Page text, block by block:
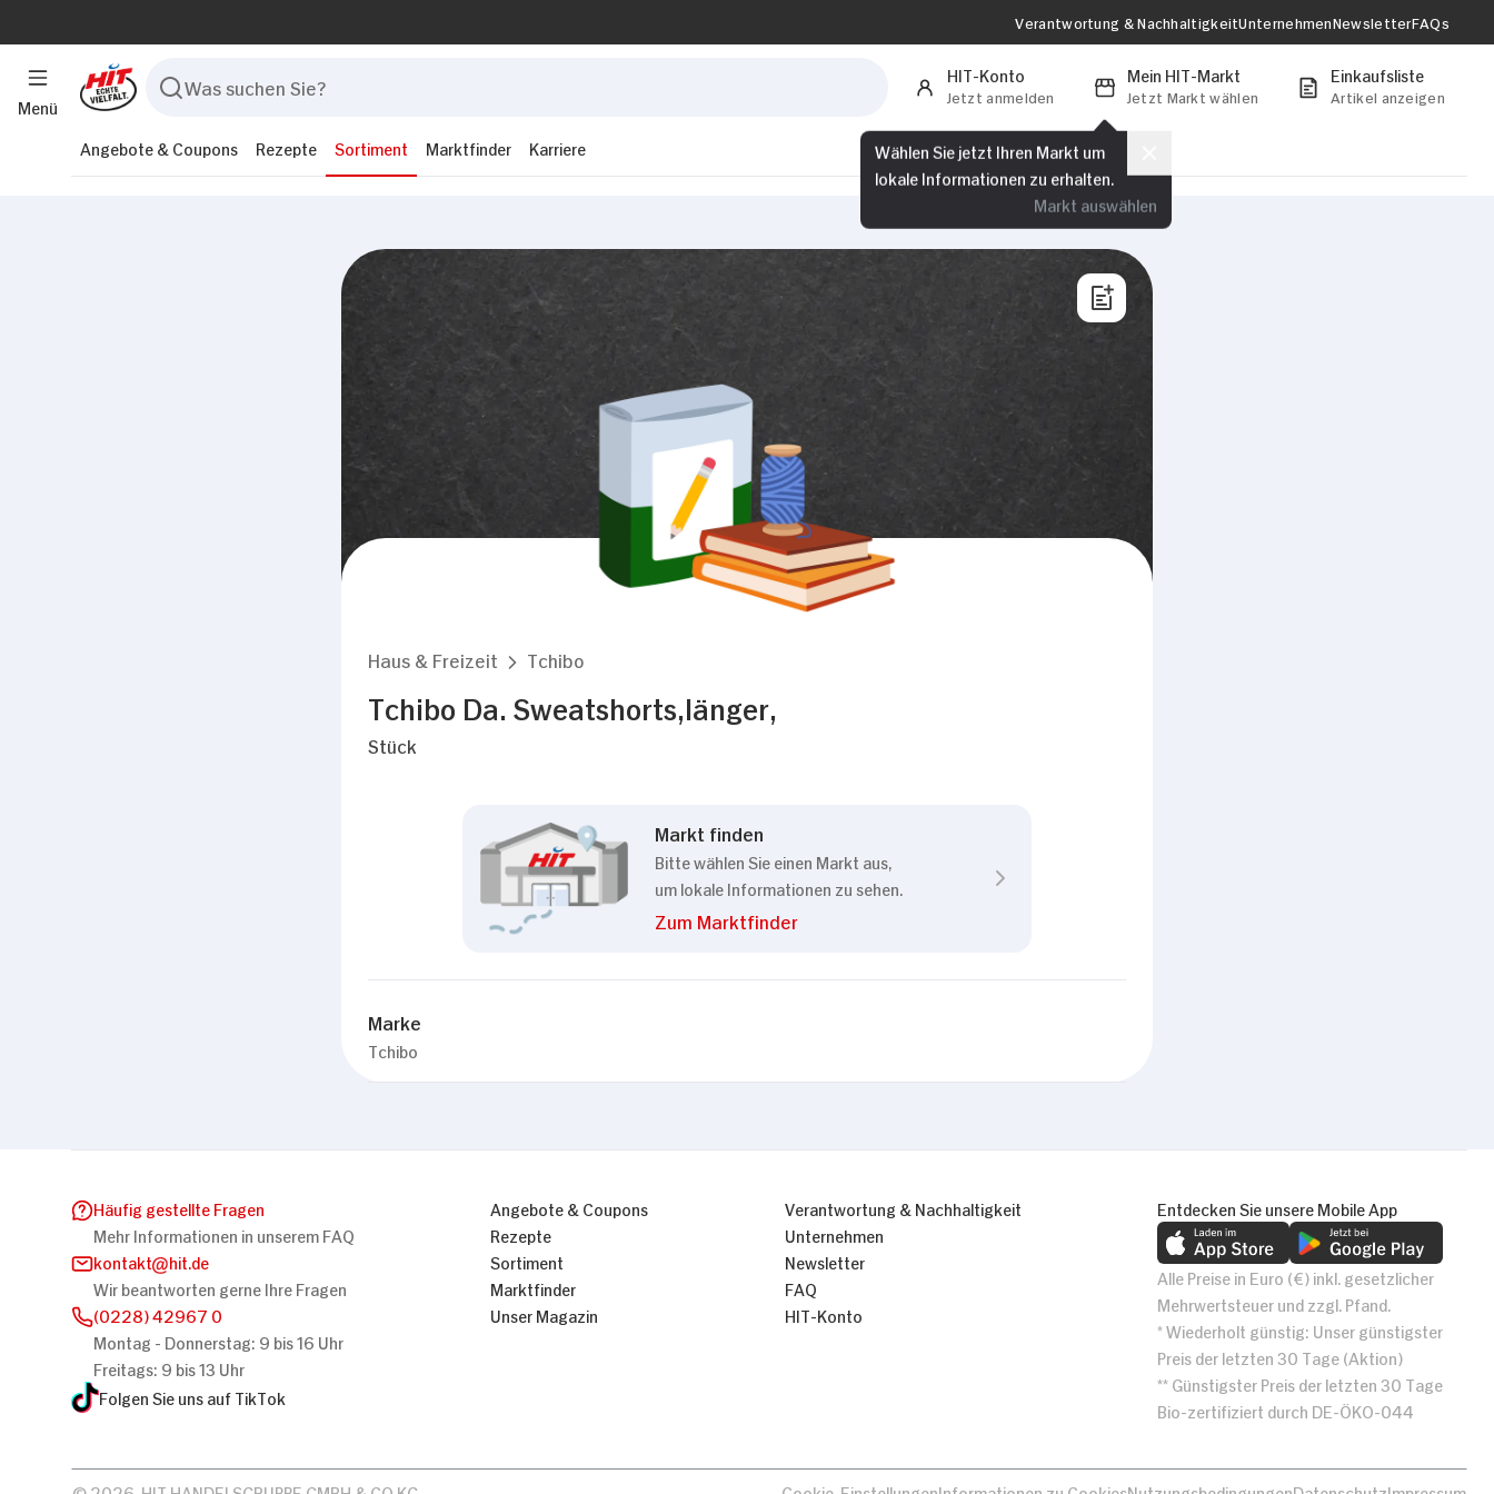
Menü
Verantwortung & NachhaltigkeitUnternehmenNewsletterFAQs
HIT-Konto
Jetzt anmelden
Mein HIT-Markt
Jetzt Markt wählen
Wählen Sie jetzt Ihren Markt um
lokale Informationen zu erhalten.
Markt auswählen
Einkaufsliste
Artikel anzeigen
Angebote & Coupons Rezepte Sortiment Marktfinder Karriere
Haus & Freizeit Tchibo
Tchibo Da. Sweatshorts,länger,
Stück
Markt finden
Bitte wählen Sie einen Markt aus,
um lokale Informationen zu sehen.
Zum Marktfinder
Marke
Tchibo
Häufig gestellte Fragen
Mehr Informationen in unserem FAQ
kontakt
hit.de
Wir beantworten gerne Ihre Fragen
(0228) 42967 0
Montag - Donnerstag: 9 bis 16 Uhr
Freitags: 9 bis 13 Uhr
Folgen Sie uns auf TikTok
Angebote & Coupons
Rezepte
Sortiment
Marktfinder
Unser Magazin
Verantwortung & Nachhaltigkeit
Unternehmen
Newsletter
FAQ
HIT-Konto
Entdecken Sie unsere Mobile App
Alle Preise in Euro (€) inkl. gesetzlicher
Mehrwertsteuer und zzgl. Pfand.
* Wiederholt günstig: Unser günstigster
Preis der letzten 30 Tage (Aktion)
** Günstigster Preis der letzten 30 Tage
Bio-zertifiziert durch DE-ÖKO-044